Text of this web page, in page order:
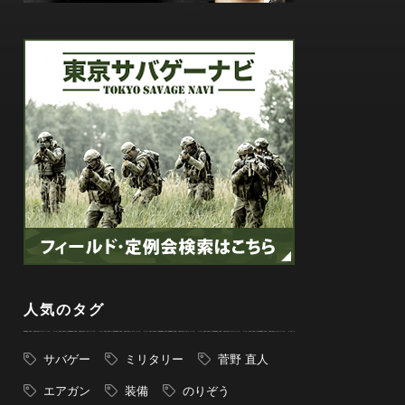
人気のタグ
サバゲー ミリタリー 菅野 直人
エアガン 装備 のりぞう